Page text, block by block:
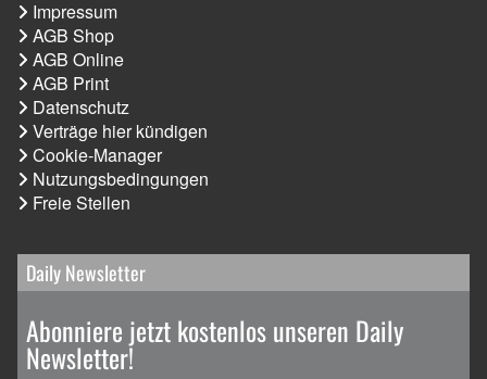
Impressum
AGB Shop
AGB Online
AGB Print
Datenschutz
Verträge hier kündigen
Cookie-Manager
Nutzungsbedingungen
Freie Stellen
Daily Newsletter
Abonniere jetzt kostenlos unseren Daily
Newsletter!